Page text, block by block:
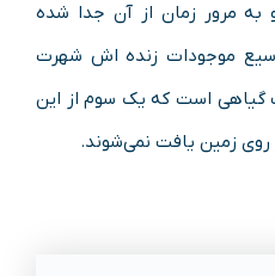
به مرور زمان از آن جدا شده
موجودات زنده اش شهرت
گونه نایاب گیاهی است که یک سوم از این
زمین یافت نمی‌شوند.